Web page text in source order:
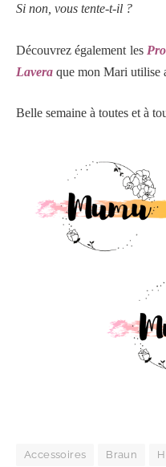
Si non, vous tente-t-il ?
Découvrez également les
Lavera que mon Mari utilise
Belle semaine à toutes et à
Accessoires Braun